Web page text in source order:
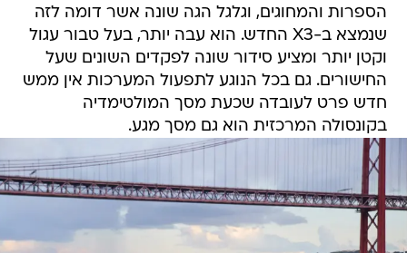
הספרות והמחוגים, וגלגל הגה שונה אשר דומה לזה
שנמצא ב-X3 החדש. הוא עבה יותר, בעל טבור עגול
וקטן יותר ומציע סידור שונה לפקדים השונים שעל
החישורים. גם בכל הנוגע לתפעול המערכות אין ממש
חדש פרט לעובדה שכעת מסך המולטימדיה
בקונסולה המרכזית הוא גם מסך מגע.